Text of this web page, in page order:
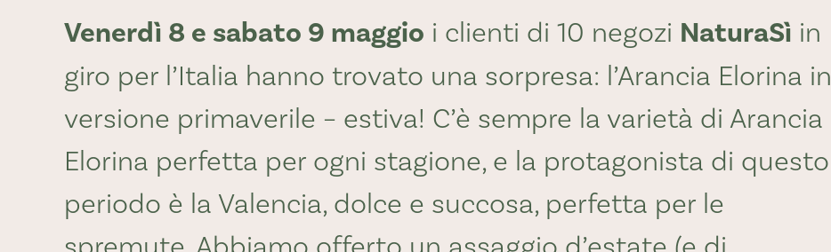
Venerdì 8 e sabato 9 maggio i clienti di 10 negozi NaturaSì in
giro per l’Italia hanno trovato una sorpresa: l’Arancia Elorina in
versione primaverile – estiva! C’è sempre la varietà di Arancia
Elorina perfetta per ogni stagione, e la protagonista di questo
periodo è la Valencia, dolce e succosa, perfetta per le